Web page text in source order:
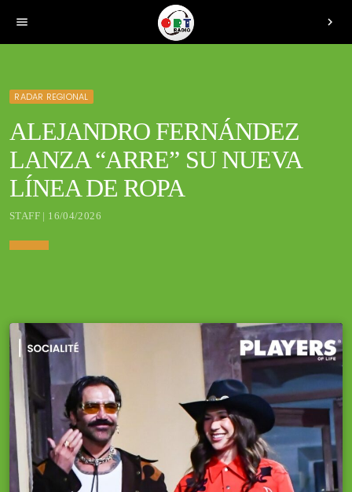
menu chevron_right
RADAR REGIONAL
ALEJANDRO FERNÁNDEZ
LANZA “ARRE” SU NUEVA
LÍNEA DE ROPA
STAFF | 16/04/2026